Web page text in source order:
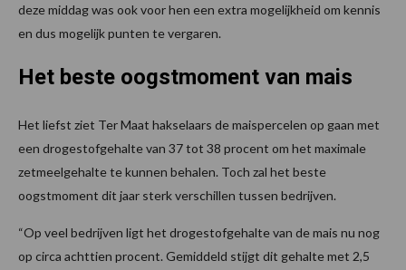
deze middag was ook voor hen een extra mogelijkheid om kennis
en dus mogelijk punten te vergaren.
Het beste oogstmoment van mais
Het liefst ziet Ter Maat hakselaars de maispercelen op gaan met
een drogestofgehalte van 37 tot 38 procent om het maximale
zetmeelgehalte te kunnen behalen. Toch zal het beste
oogstmoment dit jaar sterk verschillen tussen bedrijven.
“Op veel bedrijven ligt het drogestofgehalte van de mais nu nog
op circa achttien procent. Gemiddeld stijgt dit gehalte met 2,5